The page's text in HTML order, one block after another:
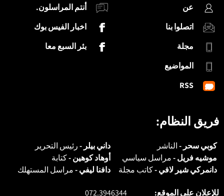
أنتم المراسلون.
اخبار الفيس بوك
بئر السبع معا
عن
اتصلوا بنا
مجلة
المواضيع
RSS
فريق النظام:
كوبي سحر -الناشر داني بيلر -رئيس التحرير
موشيه فريل -مراسل سياسي أوهاد كوهين -كتابة
دانمركي شير لافي -كاتب مجلة دافنا ليفي -مراسل المستهلك
للإعلان على الموقع: 072.3946344